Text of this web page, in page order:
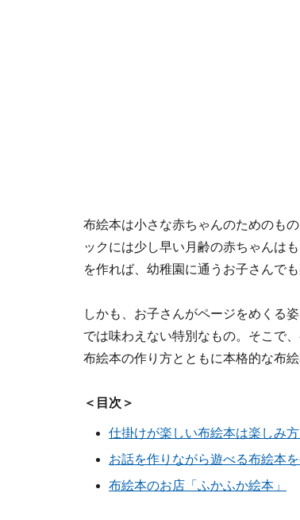
布絵本は小さな赤ちゃんのためのも
ックには少し早い月齢の赤ちゃんは
を作れば、幼稚園に通うお子さんでも
しかも、お子さんがページをめくる
では味わえない特別なもの。そこで
布絵本の作り方とともに本格的な布
＜目次＞
仕掛けが楽しい布絵本は楽しみ方
お話を作りながら遊べる布絵本
布絵本のお店「ふかふか絵本」